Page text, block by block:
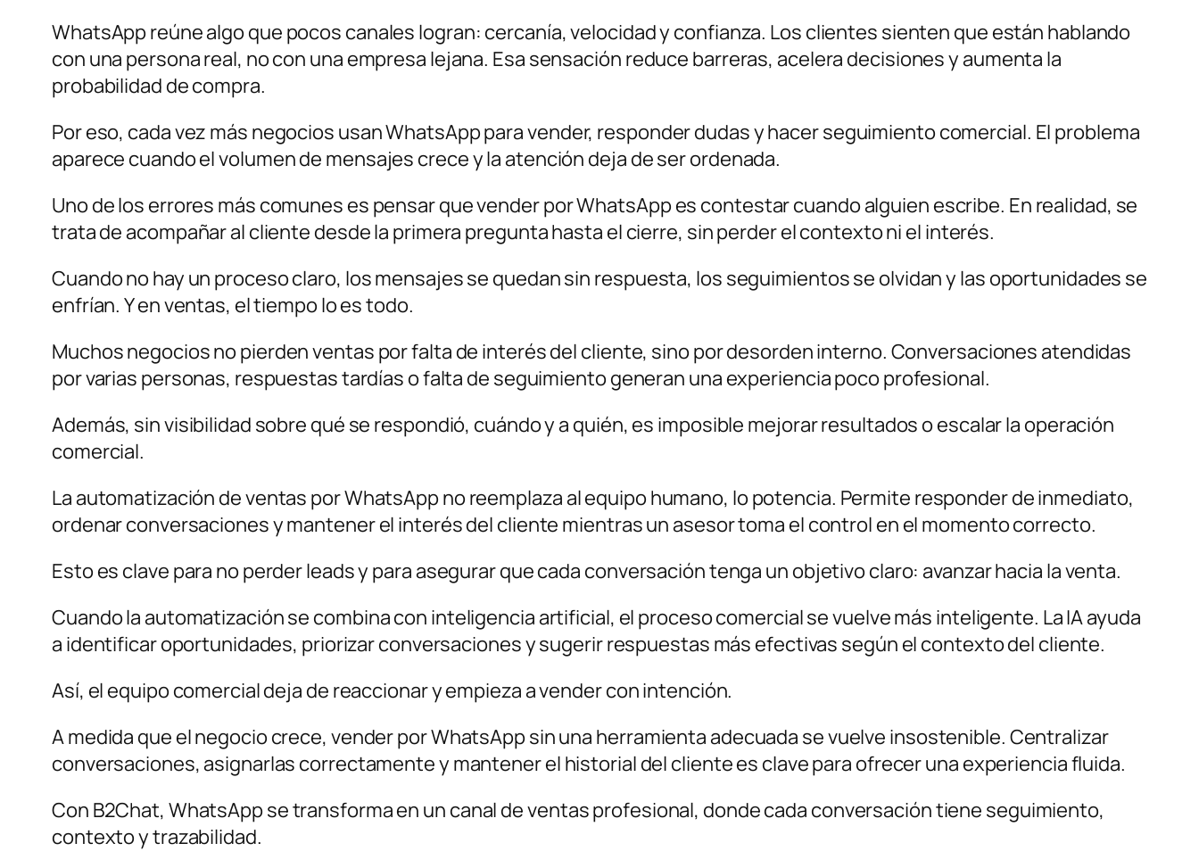
WhatsApp reúne algo que pocos canales logran: cercanía, velocidad y confianza. Los clientes sienten que están hablando
con una persona real, no con una empresa lejana. Esa sensación reduce barreras, acelera decisiones y aumenta la
probabilidad de compra.
Por eso, cada vez más negocios usan WhatsApp para vender, responder dudas y hacer seguimiento comercial. El problema
aparece cuando el volumen de mensajes crece y la atención deja de ser ordenada.
Uno de los errores más comunes es pensar que vender por WhatsApp es contestar cuando alguien escribe. En realidad, se
trata de acompañar al cliente desde la primera pregunta hasta el cierre, sin perder el contexto ni el interés.
Cuando no hay un proceso claro, los mensajes se quedan sin respuesta, los seguimientos se olvidan y las oportunidades se
enfrían. Y en ventas, el tiempo lo es todo.
Muchos negocios no pierden ventas por falta de interés del cliente, sino por desorden interno. Conversaciones atendidas
por varias personas, respuestas tardías o falta de seguimiento generan una experiencia poco profesional.
Además, sin visibilidad sobre qué se respondió, cuándo y a quién, es imposible mejorar resultados o escalar la operación
comercial.
La automatización de ventas por WhatsApp no reemplaza al equipo humano, lo potencia. Permite responder de inmediato,
ordenar conversaciones y mantener el interés del cliente mientras un asesor toma el control en el momento correcto.
Esto es clave para no perder leads y para asegurar que cada conversación tenga un objetivo claro: avanzar hacia la venta.
Cuando la automatización se combina con inteligencia artificial, el proceso comercial se vuelve más inteligente. La IA ayuda
a identificar oportunidades, priorizar conversaciones y sugerir respuestas más efectivas según el contexto del cliente.
Así, el equipo comercial deja de reaccionar y empieza a vender con intención.
A medida que el negocio crece, vender por WhatsApp sin una herramienta adecuada se vuelve insostenible. Centralizar
conversaciones, asignarlas correctamente y mantener el historial del cliente es clave para ofrecer una experiencia fluida.
Con B2Chat, WhatsApp se transforma en un canal de ventas profesional, donde cada conversación tiene seguimiento,
contexto y trazabilidad.